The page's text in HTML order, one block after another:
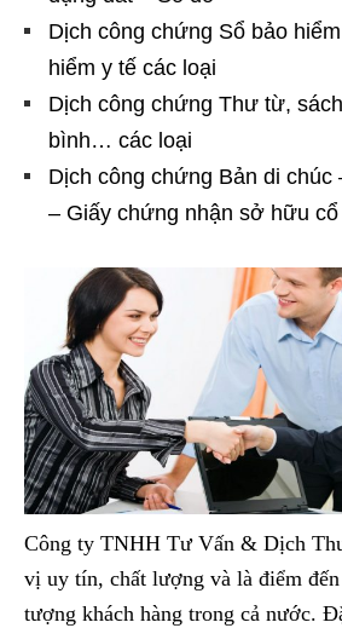
Dịch công chứng Sổ bảo
hiểm y tế các loại
Dịch công chứng Thư từ,
bình… các loại
Dịch công chứng Bản di chúc
– Giấy chứng nhận sở hữu cổ
Công ty TNHH Tư Vấn & Dịch
vị uy tín, chất lượng và là điểm
tượng khách hàng trong cả nước.